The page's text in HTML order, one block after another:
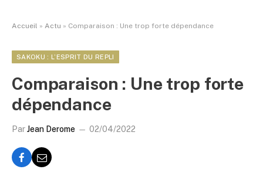
Accueil » Actu » Comparaison : Une trop forte dépendance
SAKOKU : L’ESPRIT DU REPLI
Comparaison : Une trop forte
dépendance
ParJean Derome 02/04/2022